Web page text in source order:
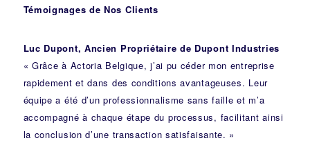
Témoignages de Nos Clients
Luc Dupont, Ancien Propriétaire de Dupont Industries
« Grâce à Actoria Belgique, j’ai pu céder mon entreprise
rapidement et dans des conditions avantageuses. Leur
équipe a été d’un professionnalisme sans faille et m’a
accompagné à chaque étape du processus, facilitant ainsi
la conclusion d’une transaction satisfaisante. »